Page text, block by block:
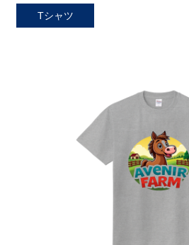
Tシャツ